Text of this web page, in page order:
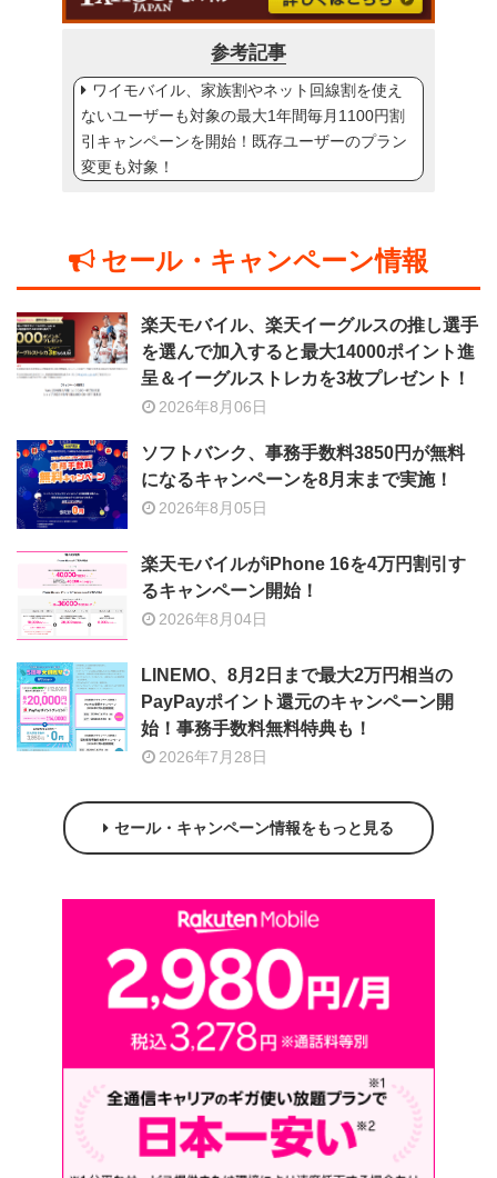
参考記事
ワイモバイル、家族割やネット回線割を使え
ないユーザーも対象の最大1年間毎月1100円割
引キャンペーンを開始！既存ユーザーのプラン
変更も対象！
セール・キャンペーン情報
楽天モバイル、楽天イーグルスの推し選手
を選んで加入すると最大14000ポイント進
呈＆イーグルストレカを3枚プレゼント！
2026年8月06日
ソフトバンク、事務手数料3850円が無料
になるキャンペーンを8月末まで実施！
2026年8月05日
楽天モバイルがiPhone 16を4万円割引す
るキャンペーン開始！
2026年8月04日
LINEMO、8月2日まで最大2万円相当の
PayPayポイント還元のキャンペーン開
始！事務手数料無料特典も！
2026年7月28日
セール・キャンペーン情報をもっと見る